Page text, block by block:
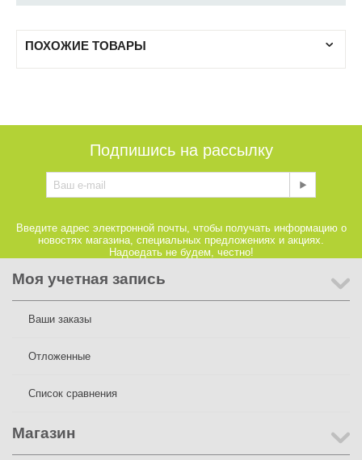
ПОХОЖИЕ ТОВАРЫ
Подпишись на рассылку
Введите адрес электронной почты, чтобы получать информацию о
новостях магазина, специальных предложениях и акциях.
Надоедать не будем, честно!
Моя учетная запись
Ваши заказы
Отложенные
Список сравнения
Магазин